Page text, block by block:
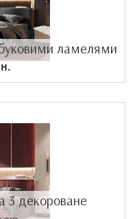
ламелями
3 декороване